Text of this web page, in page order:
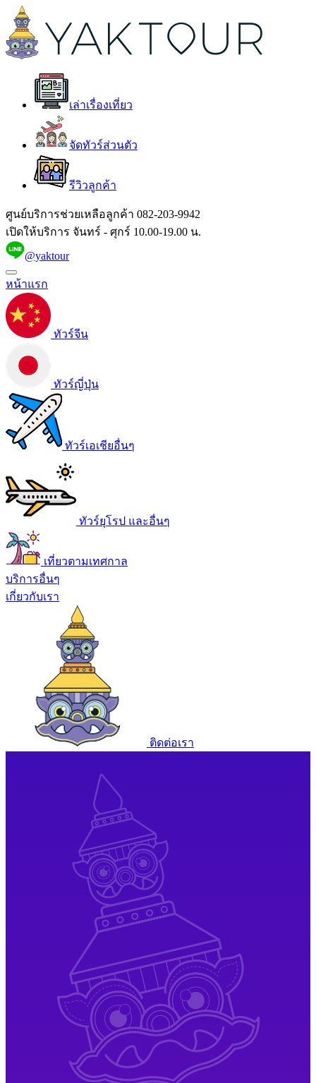
เล่าเรื่องเที่ยว
จัดทัวร์ส่วนตัว
รีวิวลูกค้า
ศูนย์บริการช่วยเหลือลูกค้า 082-203-9942
เปิดให้บริการ จันทร์ - ศุกร์ 10.00-19.00 น.
@yaktour
หน้าแรก
ทัวร์จีน
ทัวร์ญี่ปุ่น
ทัวร์เอเชียอื่นๆ
ทัวร์ยุโรป และอื่นๆ
เที่ยวตามเทศกาล
บริการอื่นๆ
เกี่ยวกับเรา
ติดต่อเรา